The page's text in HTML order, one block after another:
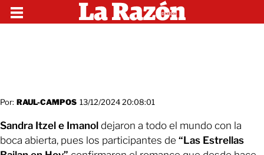
Por: RAUL-CAMPOS 13/12/2024 20:08:01
Sandra Itzel e Imanol dejaron a todo el mundo con la
boca abierta, pues los participantes de “Las Estrellas